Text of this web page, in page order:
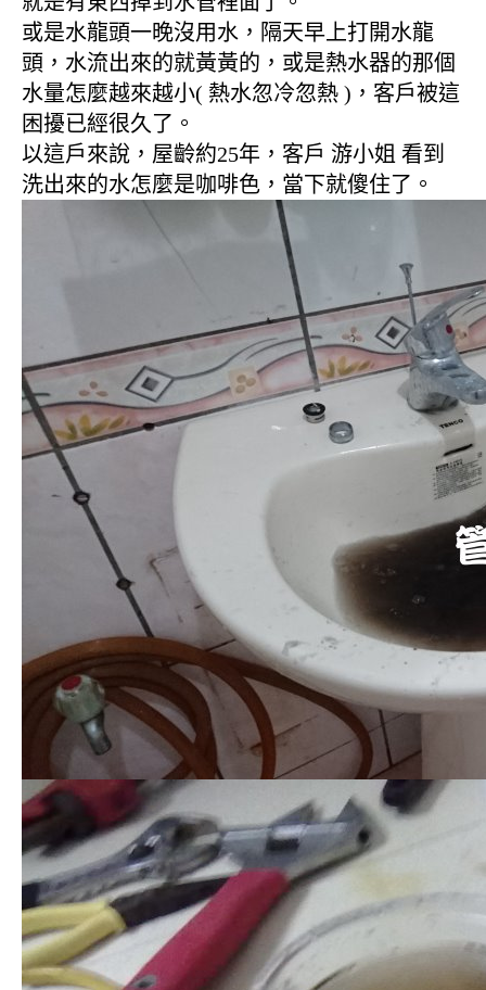
或是水龍頭一晚沒用水，隔天早上打開水龍
頭，水流出來的就黃黃的，或是熱水器的那個
水量怎麼越來越小( 熱水忽冷忽熱 )，客戶被這
困擾已經很久了。
以這戶來說，屋齡約25年，客戶 游小姐 看到
洗出來的水怎麼是咖啡色，當下就傻住了。